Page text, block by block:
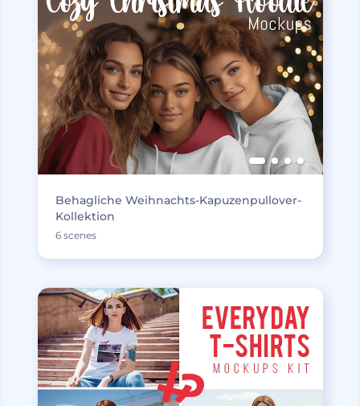
Behagliche Weihnachts-Kapuzenpullover-
Kollektion
6 scenes